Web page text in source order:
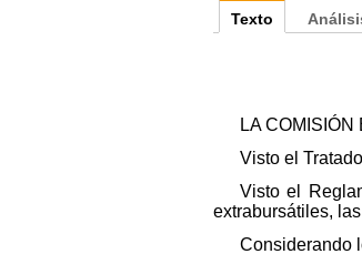
Texto
LA COMISIÓN
Visto el
Visto el
extrabursátiles,
Considerando